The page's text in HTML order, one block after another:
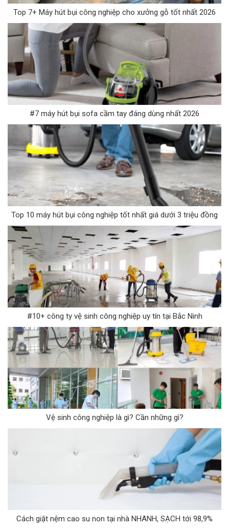
Top 7+ Máy hút bụi công nghiệp cho xưởng gỗ tốt nhất 2026
#7 máy hút bụi sofa cầm tay đáng dùng nhất 2026
Top 10 máy hút bụi công nghiệp tốt nhất giá dưới 3 triệu đồng
#10+ công ty vệ sinh công nghiệp uy tín tại Bắc Ninh
Vệ sinh công nghiệp là gì? Cần những gì?
Cách giặt nệm cao su non tại nhà NHANH, SẠCH tới 98,9%